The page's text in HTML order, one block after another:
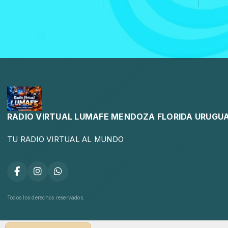
RADIO VIRTUAL LUMAFE MENDOZA FLORIDA
TU RADIO VIRTUAL AL MUNDO
Todos los derechos reservados.